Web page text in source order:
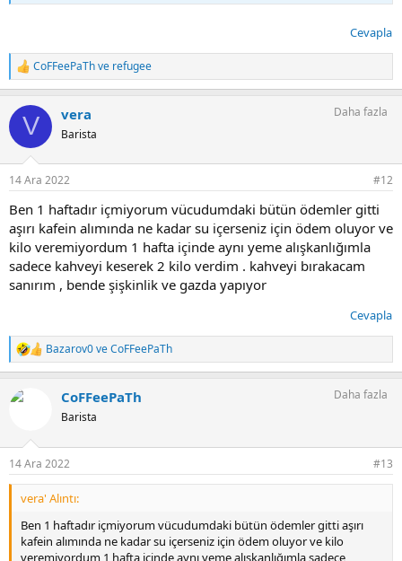
Cevapla
T
e
k
l
:
CoFFeePaThve refugee
V vera
Barista
Daha fazla
14 Ara 2022 #12
Ben 1 haftadır içmiyorum vücudumdaki bütün ödemler gitti
aşırı kafein alımında ne kadar su içerseniz için ödem oluyor ve
kilo veremiyordum 1 hafta içinde aynı yeme alışkanlığımla
sadece kahveyi keserek 2 kilo verdim . kahveyi bırakacam
sanırım , bende şişkinlik ve gazda yapıyor
Cevapla
T
e
k
:
Bazarov0veCoFFeePaTh
CoFFeePaTh
Barista
Daha fazla
14 Ara 2022 #13
vera' Alıntı:
Ben 1 haftadır içmiyorum vücudumdaki bütün ödemler gitti aşırı
kafein alımında ne kadar su içerseniz için ödem oluyor ve kilo
veremiyordum 1 hafta içinde aynı yeme alışkanlığımla sadece